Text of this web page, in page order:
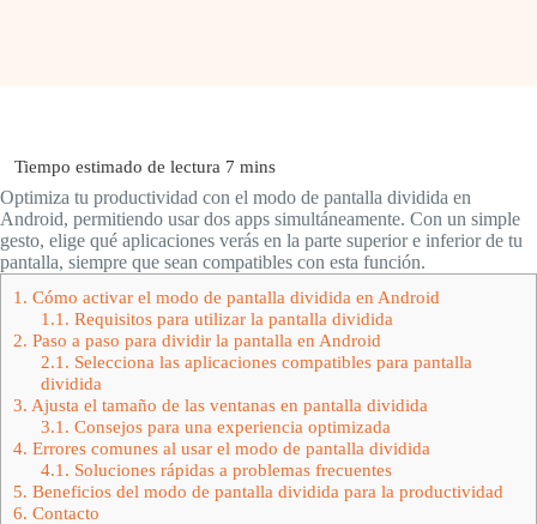
Optimiza tu productividad con el modo de pantalla dividida en
Android, permitiendo usar dos apps simultáneamente. Con un simple
gesto, elige qué aplicaciones verás en la parte superior e inferior de tu
pantalla, siempre que sean compatibles con esta función.
1. Cómo activar el modo de pantalla dividida en Android
1.1. Requisitos para utilizar la pantalla dividida
2. Paso a paso para dividir la pantalla en Android
2.1. Selecciona las aplicaciones compatibles para pantalla
dividida
3. Ajusta el tamaño de las ventanas en pantalla dividida
3.1. Consejos para una experiencia optimizada
4. Errores comunes al usar el modo de pantalla dividida
4.1. Soluciones rápidas a problemas frecuentes
5. Beneficios del modo de pantalla dividida para la productividad
6. Contacto